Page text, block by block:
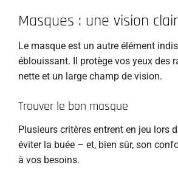
Masques : une vision
Le masque est un autre élément
éblouissant. Il protège vos yeux des
nette et un large champ de vision.
Trouver le bon masque
Plusieurs critères entrent en jeu lors
éviter la buée – et, bien sûr, son
à vos besoins.